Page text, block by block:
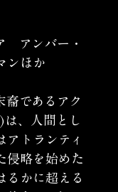
LAロケ地巡り
アンバー・
ンほか
裔であるアク
、人間とし
トランティ
侵略を始めた
るかに超える